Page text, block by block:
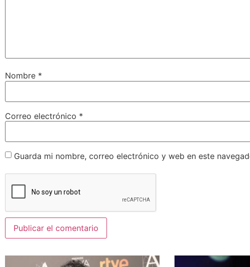
Nombre *
Correo electrónico *
Guarda mi nombre, correo electrónico y web en este